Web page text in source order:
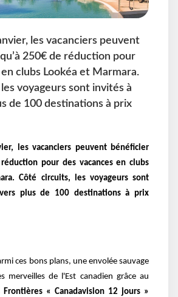
les vacanciers peuvent
250€ de réduction pour
clubs Lookéa et Marmara.
voyageurs sont invités à
de 100 destinations à prix
les vacanciers peuvent bénéficier
pour des vacances en clubs
Côté circuits, les voyageurs sont
plus de 100 destinations à prix
ces bons plans, une envolée sauvage
merveilles de l'Est canadien grâce au
« Canadavision 12 jours »